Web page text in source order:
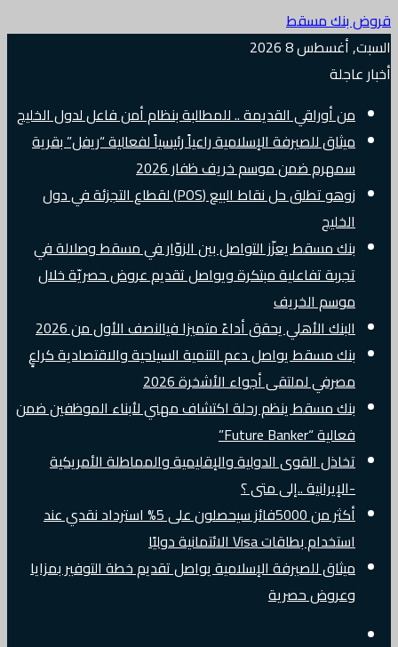
قروض بنك مسقط
السبت, أغسطس 8 2026
أخبار عاجلة
من أوراقي القديمة .. للمطالبة بنظام أمن فاعل لدول الخليج
ميثاق للصيرفة الإسلامية راعياً رئيسياً لفعالية “ريفل” بقرية
سمهرم ضمن موسم خريف ظفار 2026
زوهو تطلق حل نقاط البيع (POS) لقطاع التجزئة في دول
الخليج
بنك مسقط يعزّز التواصل بين الزوّار في مسقط وصلالة في
تجربة تفاعلية مبتكرة ويواصل تقديم عروض حصريّة خلال
موسم الخريف
البنك الأهلي يحقق أداءً متميزا فيالنصف الأول من 2026
بنك مسقط يواصل دعم التنمية السياحية والاقتصادية كراعٍ
مصرفي لملتقى أجواء الأشخرة 2026
بنك مسقط ينظم رحلة اكتشاف مهني لأبناء الموظفين ضمن
فعالية “Future Banker”
تخاذل القوى الدولية والإقليمية والمماطلة الأمريكية
-الإيرانية ..إلى متى ؟
أكثر من 5000فائز سيحصلون على 5% استرداد نقدي عند
استخدام بطاقات Visa الائتمانية دوليًا
ميثاق للصيرفة الإسلامية يواصل تقديم خطة التوفير بمزايا
وعروض حصرية